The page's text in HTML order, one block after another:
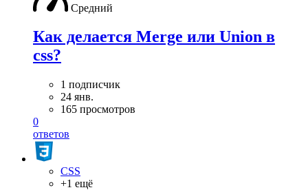
Средний
Как делается Merge или Union в
css?
1 подписчик
24 янв.
165 просмотров
0
ответов
CSS
+1 ещё